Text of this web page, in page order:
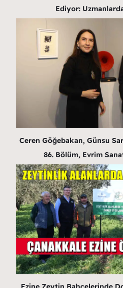
Ediyor:
Ceren Göğebakan, Günsu
86. Bölüm, Evrim